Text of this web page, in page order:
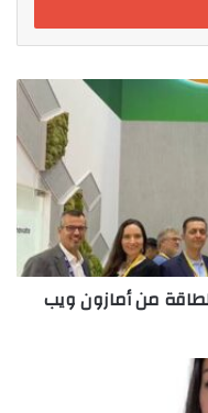
من أمازون ويب